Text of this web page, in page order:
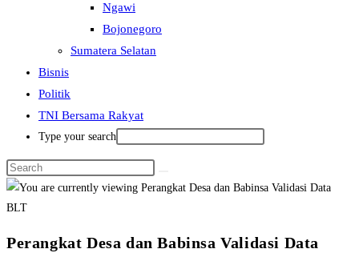
Ngawi
Bojonegoro
Sumatera Selatan
Bisnis
Politik
TNI Bersama Rakyat
Type your search
Perangkat Desa dan Babinsa Validasi Data